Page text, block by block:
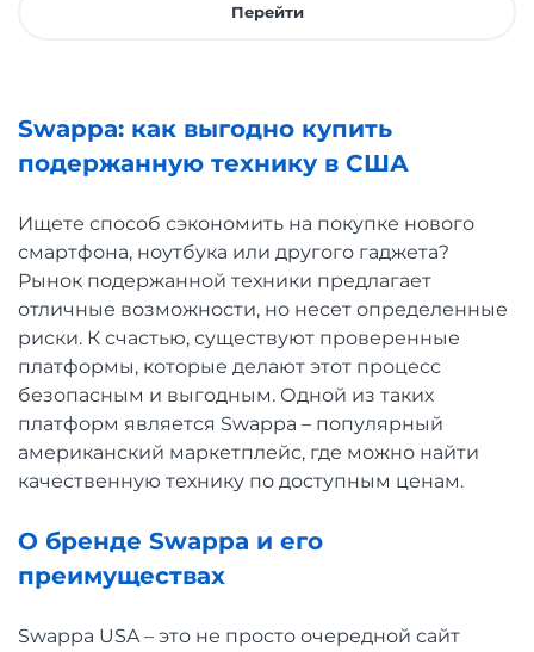
Перейти
Swappa: как выгодно купить
подержанную технику в США
Ищете способ сэкономить на покупке нового
смартфона, ноутбука или другого гаджета?
Рынок подержанной техники предлагает
отличные возможности, но несет определенные
риски. К счастью, существуют проверенные
платформы, которые делают этот процесс
безопасным и выгодным. Одной из таких
платформ является Swappa – популярный
американский маркетплейс, где можно найти
качественную технику по доступным ценам.
О бренде Swappa и его
преимуществах
Swappa USA – это не просто очередной сайт